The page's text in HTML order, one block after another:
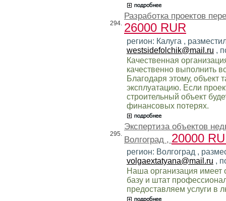
294.
Разработка проектов
26000 RUR
регион: Калуга ,
westsidefolchik@mail.ru ,
Качественная
качественно выполнить
Благодаря этому, объект
эксплуатацию. Если
строительный объект
финансовых потерях.
295.
Экспертиза объектов
Волгоград , 20000
регион: Волгоград ,
volgaextatyana@mail.ru ,
Наша организация имеет
базу и штат
предоставляем услуги в